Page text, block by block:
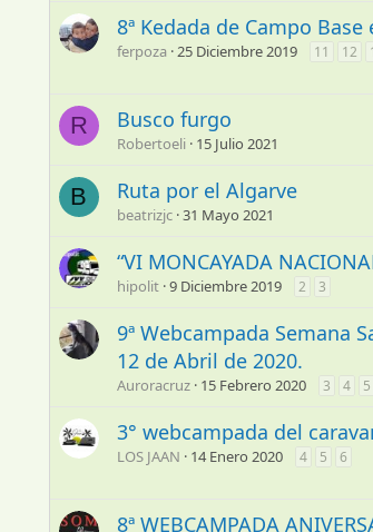
8ª Kedada de Campo
ferpoza 25 Diciembre 2019 11 12
R Busco furgo
Robertoeli 15 Julio 2021
B Ruta por el Algarve
beatrizjc 31 Mayo 2021
“VI MONCAYADA
hipolit 9 Diciembre 2019 2 3
9ª Webcampada Semana
12 de Abril de 2020.
Auroracruz 15 Febrero 2020 3 4 5
3° webcampada del
LOS JAAN 14 Enero 2020 4 5 6
8ª WEBCAMPADA